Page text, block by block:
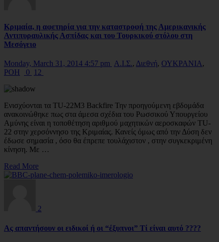
Κριμαία, η αφετηρία για την καταστροφή της Αμερικανικής
Αντιπυραυλικής Ασπίδας και του Τουρκικού στόλου στη
Μεσόγειο
Monday, March 31, 2014 4:57 pm Α.Ι.Σ., Διεθνή, ΟΥΚΡΑΝΙΑ,
ΡΟΗ
0 12
Ενισχύονται τα TU-22M3 Backfire Την προηγούμενη εβδομάδα
ανακοινώθηκε πως στα άμεσα σχέδια του Ρωσσικού Υπουργείου
Αμύνης είναι η τοποθέτηση αριθμού μαχητικών αεροσκαφών TU-
22 στην χερσόννησο της Κριμαίας. Κανείς όμως από την Δύση δεν
έδωσε σημασία , όσο θα έπρεπε τουλάχιστον , στην συγκεκριμένη
κίνηση. Με …
Read More
2
Ας απαντήσουν οι ειδικοί ή οι “έξυπνοι” Τί είναι αυτό ????